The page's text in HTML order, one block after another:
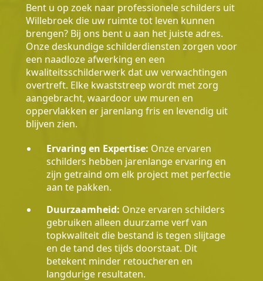
Bent u op zoek naar professionele schilders uit
Willebroek die uw ruimte tot leven kunnen
brengen? Bij ons bent u aan het juiste adres.
Onze deskundige schilderdiensten zorgen voor
een naadloze afwerking en een
kwaliteitsschilderwerk dat uw verwachtingen
overtreft. Elke kwaststreep wordt met zorg
aangebracht, waardoor uw muren en
oppervlakken er jarenlang fris en levendig uit
blijven zien.
Ervaring en Expertise: Onze ervaren
schilders hebben jarenlange ervaring en
zijn getraind om elk project met perfectie
aan te pakken.
Duurzaamheid: Onze ervaren schilders
gebruiken alleen duurzame verf van
topkwaliteit die bestand is tegen slijtage
en de tand des tijds doorstaat. Dit
betekent minder retoucheren en
langdurige resultaten.